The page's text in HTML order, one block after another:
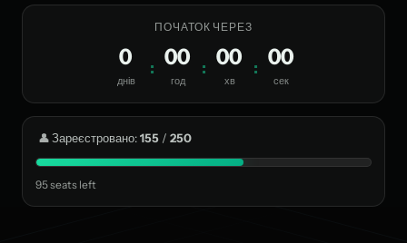
ПОЧАТОК ЧЕРЕЗ
0
днів
: 00
год
: 00
хв
: 00
сек
👤Зареєстровано:155 / 250
95 seats left